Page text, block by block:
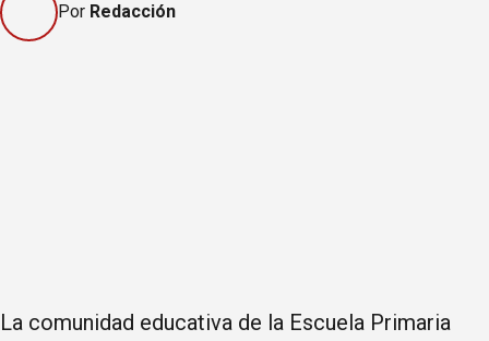
Por Redacción
La comunidad educativa de la Escuela Primaria